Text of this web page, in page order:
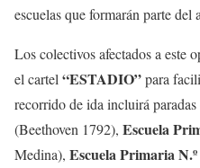
escuelas que formarán parte del
Los colectivos afectados a este
el cartel“ESTADIO”para
recorrido de ida incluirá paradas
(Beethoven 1792), Escuela
Medina), Escuela Primaria